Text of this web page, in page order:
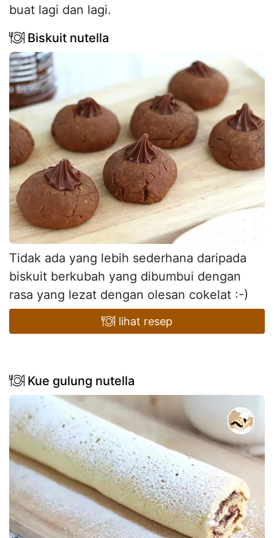
buat lagi dan lagi.
Biskuit nutella
Tidak ada yang lebih sederhana daripada
biskuit berkubah yang dibumbui dengan
rasa yang lezat dengan olesan cokelat :-)
lihat resep
Kue gulung nutella